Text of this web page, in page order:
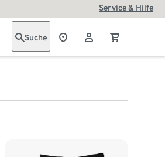
Service & Hilfe
Suche